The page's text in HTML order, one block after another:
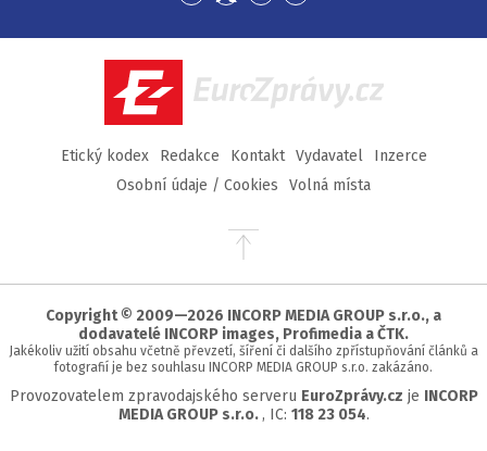
Facebook
TwitterInstagram
YouTube
EuroZprávy.cz
Etický kodex Redakce Kontakt Vydavatel
Inzerce
Osobní údaje / Cookies
Volná místa
Přejít
stránky
Copyright © 2009—2026 INCORP MEDIA GROUP s.r.o., a
dodavatelé INCORP images, Profimedia a ČTK.
Jakékoliv užití obsahu včetně převzetí, šíření či dalšího zpřístupňování článků a
fotografií je bez souhlasu INCORP MEDIA GROUP s.r.o. zakázáno.
Provozovatelem zpravodajského serveru EuroZprávy.cz je INCORP
MEDIA GROUP s.r.o. , IC: 118 23 054.